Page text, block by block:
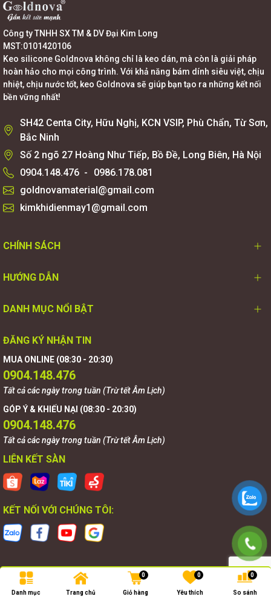
Công ty TNHH SX TM & DV Đại Kim Long
MST:0101420106
Keo silicone Goldnova không chỉ là keo dán, mà còn là giải pháp
hoàn hảo cho mọi công trình. Với khả năng bám dính siêu việt, chịu
nhiệt, chịu nước tốt, keo Goldnova sẽ giúp bạn tạo ra những kết nối
bền vững nhất!
SH42 Centa City, Hữu Nghị, KCN VSIP, Phù Chẩn, Từ Sơn,
Bắc Ninh
Số 2 ngõ 27 Hoàng Như Tiếp, Bồ Đề, Long Biên, Hà Nội
0904.148.476 -
0986.178.081
goldnovamaterial@gmail.com
kimkhidienmay1@gmail.com
CHÍNH SÁCH
HƯỚNG DẪN
DANH MỤC NỔI BẬT
ĐĂNG KÝ NHẬN TIN
MUA ONLINE (08:30 - 20:30)
0904.148.476
Tất cả các ngày trong tuần (Trừ tết Âm Lịch)
GÓP Ý & KHIẾU NẠI (08:30 - 20:30)
0904.148.476
Tất cả các ngày trong tuần (Trừ tết Âm Lịch)
LIÊN KẾT SÀN
KẾT NỐI VỚI CHÚNG TÔI:
Bản quyền thuộc về Goldnova
Danh mục Trang chủ Giỏ hàng
0
Yêu thích
0
So sánh
0